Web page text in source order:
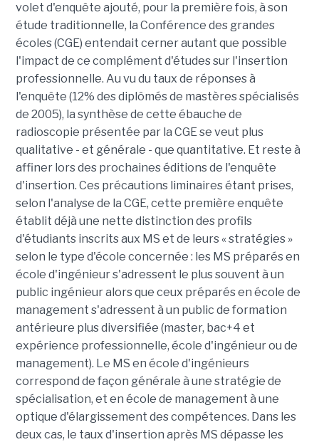
volet d'enquête ajouté, pour la première fois, à son
étude traditionnelle, la Conférence des grandes
écoles (CGE) entendait cerner autant que possible
l'impact de ce complément d'études sur l'insertion
professionnelle. Au vu du taux de réponses à
l'enquête (12% des diplômés de mastères spécialisés
de 2005), la synthèse de cette ébauche de
radioscopie présentée par la CGE se veut plus
qualitative - et générale - que quantitative. Et reste à
affiner lors des prochaines éditions de l'enquête
d'insertion. Ces précautions liminaires étant prises,
selon l'analyse de la CGE, cette première enquête
établit déjà une nette distinction des profils
d'étudiants inscrits aux MS et de leurs « stratégies »
selon le type d'école concernée : les MS préparés en
école d'ingénieur s'adressent le plus souvent à un
public ingénieur alors que ceux préparés en école de
management s'adressent à un public de formation
antérieure plus diversifiée (master, bac+4 et
expérience professionnelle, école d'ingénieur ou de
management). Le MS en école d'ingénieurs
correspond de façon générale à une stratégie de
spécialisation, et en école de management à une
optique d'élargissement des compétences. Dans les
deux cas, le taux d'insertion après MS dépasse les